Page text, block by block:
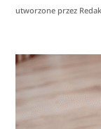
utworzone przez